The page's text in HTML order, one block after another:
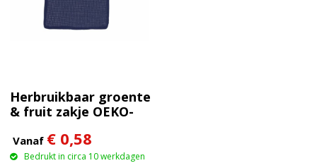
Herbruikbaar groente
& fruit zakje OEKO-
25x30cm
Vanaf € 0,58
Bedrukt in circa 10 werkdagen